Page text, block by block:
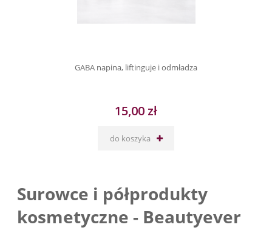
GABA napina, liftinguje i odmładza
15,00 zł
do koszyka
Surowce i półprodukty
kosmetyczne - Beautyever